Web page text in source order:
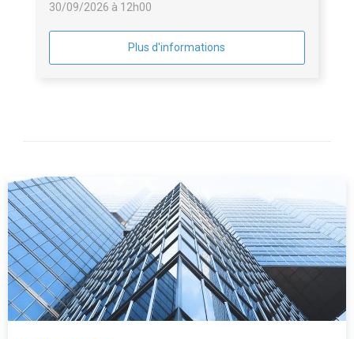
30/09/2026 à 12h00
Plus d'informations